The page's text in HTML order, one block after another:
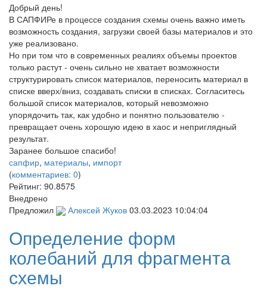
Добрый день!
В САПФИРе в процессе создания схемы очень важно иметь
возможность создания, загрузки своей базы материалов и это
уже реализовано.
Но при том что в современных реалиях объемы проектов
только растут - очень сильно не хватает возможности
структурировать список материалов, переносить материал в
списке вверх/вниз, создавать списки в списках. Согласитесь
большой список материалов, который невозможно
упорядочить так, как удобно и понятно пользователю -
превращает очень хорошую идею в хаос и неприглядный
результат.
Заранее большое спасибо!
сапфир, материалы, импорт
(комментариев: 0)
Рейтинг: 90.8575
Внедрено
Предложил
Алексей Жуков 03.03.2023 10:04:04
Определение форм
колебаний для фрагмента
схемы